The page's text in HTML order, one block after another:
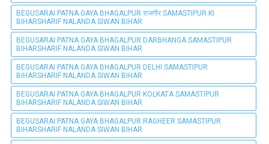
BEGUSARAI PATNA GAYA BHAGALPUR राजगीर SAMASTIPUR KI
BIHARSHARIF NALANDA SIWAN BIHAR
BEGUSARAI PATNA GAYA BHAGALPUR DARBHANGA SAMASTIPUR
BIHARSHARIF NALANDA SIWAN BIHAR
BEGUSARAI PATNA GAYA BHAGALPUR DELHI SAMASTIPUR
BIHARSHARIF NALANDA SIWAN BIHAR
BEGUSARAI PATNA GAYA BHAGALPUR KOLKATA SAMASTIPUR
BIHARSHARIF NALANDA SIWAN BIHAR
BEGUSARAI PATNA GAYA BHAGALPUR RAGHEER SAMASTIPUR
BIHARSHARIF NALANDA SIWAN BIHAR